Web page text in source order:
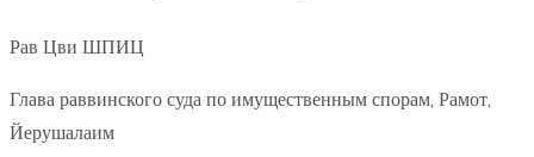
Рав Цви ШПИЦ
Глава раввинского суда по имущественным спорам, Рамот,
Йерушалаим